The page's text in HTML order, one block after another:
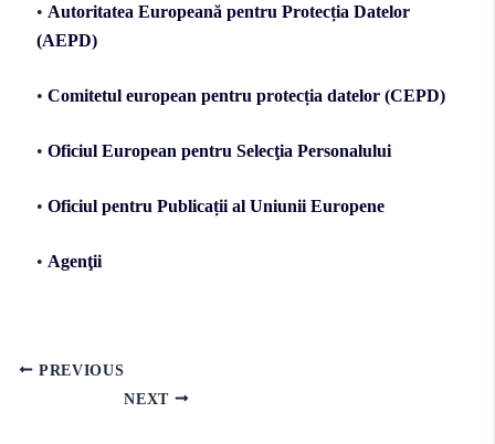
• Autoritatea Europeană pentru Protecția Datelor
(AEPD)
• Comitetul european pentru protecția datelor (CEPD)
• Oficiul European pentru Selecţia Personalului
• Oficiul pentru Publicații al Uniunii Europene
• Agenţii
PREVIOUS
NEXT